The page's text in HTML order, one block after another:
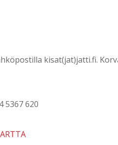
kisat(jat)jatti.fi.
5367 620